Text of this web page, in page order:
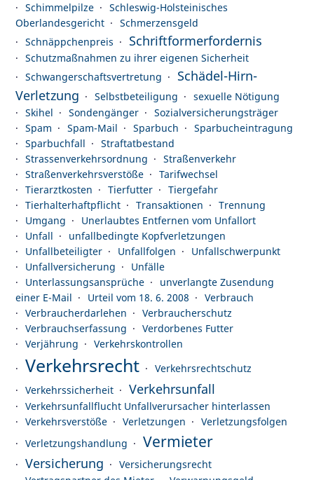
Schimmelpilze
Schleswig-Holsteinisches
Oberlandesgericht
Schmerzensgeld
Schnäppchenpreis
Schriftformerfordernis
Schutzmaßnahmen zu ihrer eigenen Sicherheit
Schwangerschaftsvertretung
Schädel-Hirn-
Verletzung
Selbstbeteiligung
sexuelle Nötigung
Skihel
Sondengänger
Sozialversicherungsträger
Spam
Spam-Mail Sparbuch
Sparbucheintragung
Sparbuchfall
Straftatbestand
Strassenverkehrsordnung
Straßenverkehr
Straßenverkehrsverstöße
Tarifwechsel
Tierarztkosten
Tierfutter
Tiergefahr
Tierhalterhaftpflicht
Transaktionen
Trennung
Umgang
Unerlaubtes Entfernen vom Unfallort
Unfall
unfallbedingte Kopfverletzungen
Unfallbeteiligter
Unfallfolgen
Unfallschwerpunkt
Unfallversicherung
Unfälle
Unterlassungsansprüche
unverlangte Zusendung
einer E-Mail
Urteil vom 18. 6. 2008
Verbrauch
Verbraucherdarlehen
Verbraucherschutz
Verbrauchserfassung
Verdorbenes Futter
Verjährung
Verkehrskontrollen
Verkehrsrecht
Verkehrsrechtschutz
Verkehrssicherheit
Verkehrsunfall
Verkehrsunfallflucht Unfallverursacher hinterlassen
Verkehrsverstöße
Verletzungen
Verletzungsfolgen
Verletzungshandlung
Vermieter
Versicherung
Versicherungsrecht